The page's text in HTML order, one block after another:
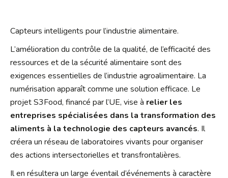
Capteurs intelligents pour l’industrie alimentaire.
L’amélioration du contrôle de la qualité, de l’efficacité des
ressources et de la sécurité alimentaire sont des
exigences essentielles de l’industrie agroalimentaire. La
numérisation apparaît comme une solution efficace. Le
projet S3Food, financé par l’UE, vise à relier les
entreprises spécialisées dans la transformation des
aliments à la technologie des capteurs avancés. Il
créera un réseau de laboratoires vivants pour organiser
des actions intersectorielles et transfrontalières.
Il en résultera un large éventail d’événements à caractère